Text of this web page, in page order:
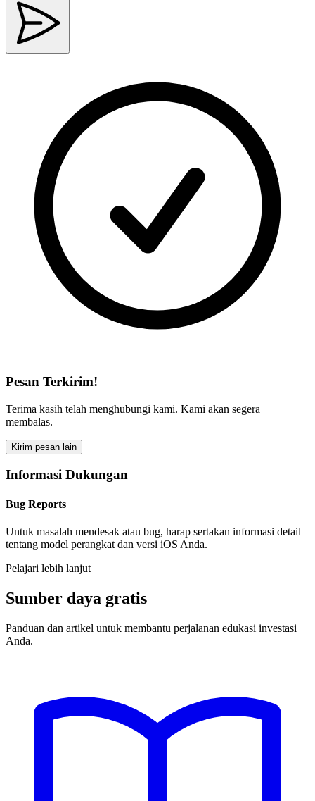
Pesan Terkirim!
Terima kasih telah menghubungi kami. Kami akan segera
membalas.
Kirim pesan lain
Informasi Dukungan
Bug Reports
Untuk masalah mendesak atau bug, harap sertakan informasi detail
tentang model perangkat dan versi iOS Anda.
Pelajari lebih lanjut
Sumber daya gratis
Panduan dan artikel untuk membantu perjalanan edukasi investasi
Anda.